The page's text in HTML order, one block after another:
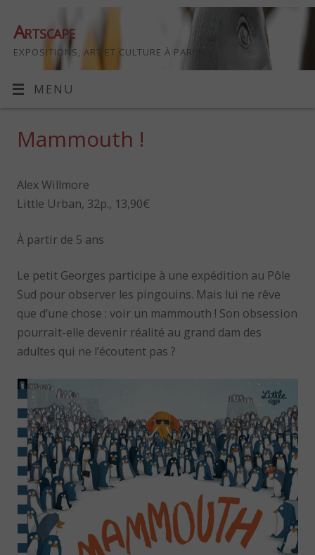
Artscape
EXPOSITIONS, ART ET CULTURE À PARIS
MENU
Mammouth !
Alex Willmore
Little Urban, 32p., 13,90€
À partir de 5 ans
Le petit Georges participe à une expédition au Pôle
Sud pour observer les pingouins. Mais lui ne rêve
que d’une chose : voir un mammouth ! Son obsession
pourrait-elle devenir réalité au grand dam des
adultes qui ne l’écoutent pas ?